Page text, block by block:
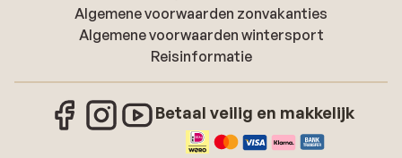
Algemene voorwaarden zonvakanties
Algemene voorwaarden wintersport
Reisinformatie
Betaal veilig en makkelijk